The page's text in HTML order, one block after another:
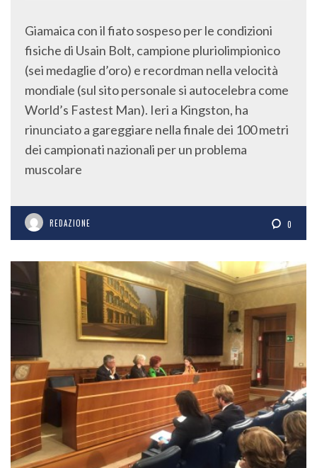
Giamaica con il fiato sospeso per le condizioni
fisiche di Usain Bolt, campione pluriolimpionico
(sei medaglie d’oro) e recordman nella velocità
mondiale (sul sito personale si autocelebra come
World’s Fastest Man). Ieri a Kingston, ha
rinunciato a gareggiare nella finale dei 100 metri
dei campionati nazionali per un problema
muscolare
REDAZIONE 0